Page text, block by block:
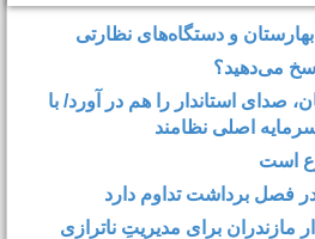
و دستگاه‌های نظارتی
می‌دهید؟
استاندار را هم در آورد/ با
اصلی نظامند
است
برداشت تداوم دارد
برای مدیریتِ ناترازی